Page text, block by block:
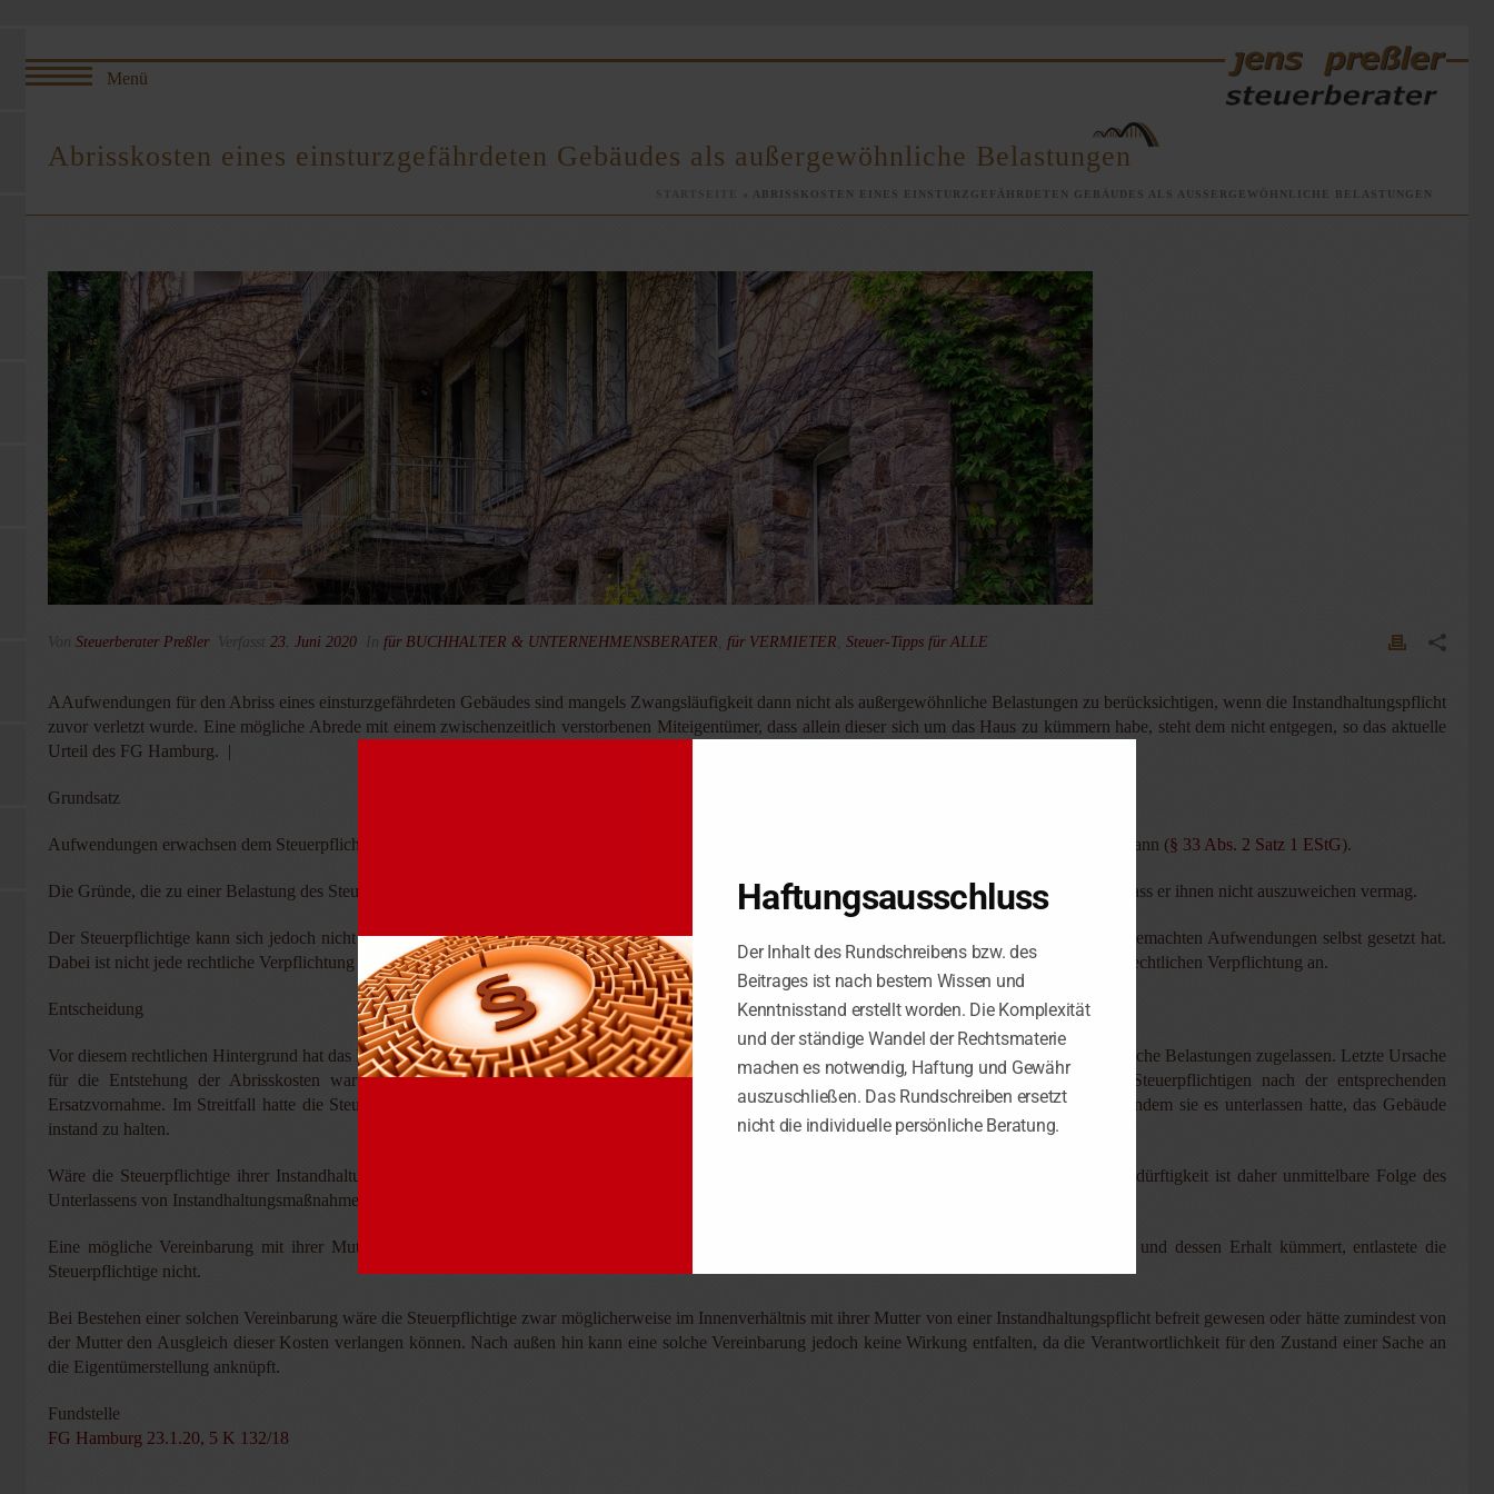
Abrisskosten eines einsturzgefährdeten Gebäudes als außergewöhnliche Belastungen
» ABRISSKOSTEN EINES EINSTURZGEFÄHRDETEN GEBÄUDES ALS AUSSERGEWÖHNLICHE BELASTUNGEN
Von Steuerberater Preßler Verfasst 23. Juni 2020 In für BUCHHALTER & UNTERNEHMENSBERATER für VERMIETER Steuer-Tipps für ALLE
AAufwendungen für den Abriss eines einsturzgefährdeten Gebäudes sind mangels Zwangsläufigkeit dann nicht als außergewöhnliche Belastungen zu berücksichtigen, wenn die Instandhaltungspflicht
zuvor verletzt wurde. Eine mögliche Abrede mit einem zwischenzeitlich verstorbenen Miteigentümer, dass allein dieser sich um das Haus zu kümmern habe, steht dem nicht entgegen, so das aktuelle
Urteil des FG Hamburg. |
Grundsatz
Aufwendungen erwachsen dem Steuerpflichtigen zwangsläufig, wenn er sich ihnen aus rechtlichen, tatsächlichen oder sittlichen Gründen nicht entziehen kann (§ 33 Abs. 2 Satz 1 EStG).
Die Gründe, die zu einer Belastung des Steuerpflichtigen geführt haben, müssen von außen derart auf die Entschließung des Steuerpflichtigen einwirken, dass er ihnen nicht auszuweichen vermag.
Der Steuerpflichtige kann sich jedoch nicht auf die Zwangsläufigkeit berufen, wenn er durch sein Verhalten die entscheidende Ursache für die geltend gemachten Aufwendungen selbst gesetzt hat.
Dabei ist nicht jede rechtliche Verpflichtung zwingend auch als zwangsläufig einzuordnen. Vielmehr kommt es auch auf die Ursachen der Entstehung der rechtlichen Verpflichtung an.
Entscheidung
Vor diesem rechtlichen Hintergrund hat das FG die geltend gemachten Abrisskosten des einsturzgefährdeten Gebäudes nicht zum Abzug als außergewöhnliche Belastungen zugelassen. Letzte Ursache
für die Entstehung der Abrisskosten war zwar die Beseitigungsanordnung des Landkreises bzw. die sich anschließende Inanspruchnahme der Steuerpflichtigen nach der entsprechenden
Ersatzvornahme. Im Streitfall hatte die Steuerpflichtige die entscheidende Ursache für das Einschreiten der Bauaufsichtsbehörde jedoch selbst gesetzt, indem sie es unterlassen hatte, das Gebäude
instand zu halten.
Wäre die Steuerpflichtige ihrer Instandhaltungspflicht nachgekommen, wäre das Gebäude im Jahr 2015 nicht einsturzgefährdet gewesen. Die Abrissbedürftigkeit ist daher unmittelbare Folge des
Unterlassens von Instandhaltungsmaßnahmen der Steuerpflichtigen.
Eine mögliche Vereinbarung mit ihrer Mutter (bis zu ihrem Tod Miteigentümerin des Objekts), die beinhaltete, dass diese sich alleine um das Haus und dessen Erhalt kümmert, entlastete die
Steuerpflichtige nicht.
Bei Bestehen einer solchen Vereinbarung wäre die Steuerpflichtige zwar möglicherweise im Innenverhältnis mit ihrer Mutter von einer Instandhaltungspflicht befreit gewesen oder hätte zumindest von
der Mutter den Ausgleich dieser Kosten verlangen können. Nach außen hin kann eine solche Vereinbarung jedoch keine Wirkung entfalten, da die Verantwortlichkeit für den Zustand einer Sache an
die Eigentümerstellung anknüpft.
Fundstelle
FG Hamburg 23.1.20, 5 K 132/18
Haftungsausschluss
Der Inhalt des Rundschreibens bzw. des
Beitrages ist nach bestem Wissen und
Kenntnisstand erstellt worden. Die Komplexität
und der ständige Wandel der Rechtsmaterie
machen es notwendig, Haftung und Gewähr
auszuschließen. Das Rundschreiben ersetzt
nicht die individuelle persönliche Beratung.